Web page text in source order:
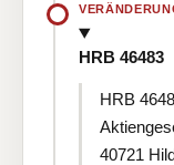
HRB 46483
HRB
40721